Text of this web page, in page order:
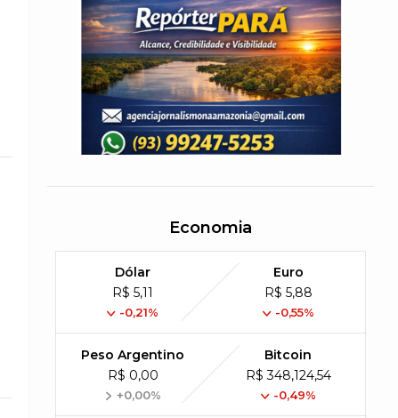
Economia
Dólar
R$ 5,11
-0,21%
Euro
R$ 5,88
-0,55%
Peso Argentino
R$ 0,00
+0,00%
Bitcoin
R$ 348,124,54
-0,49%